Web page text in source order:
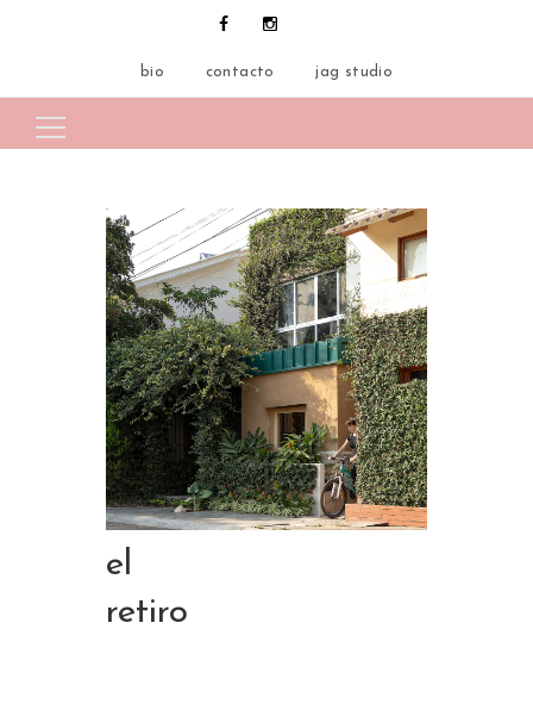
bio contacto jag studio
el
retiro